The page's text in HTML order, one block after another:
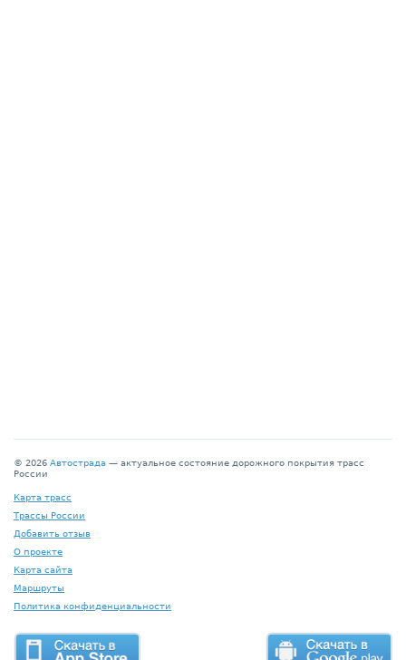
© 2026 Автострада — актуальное состояние дорожного покрытия трасс
России
Карта трасс
Трассы России
Добавить отзыв
О проекте
Карта сайта
Маршруты
Политика конфиденциальности